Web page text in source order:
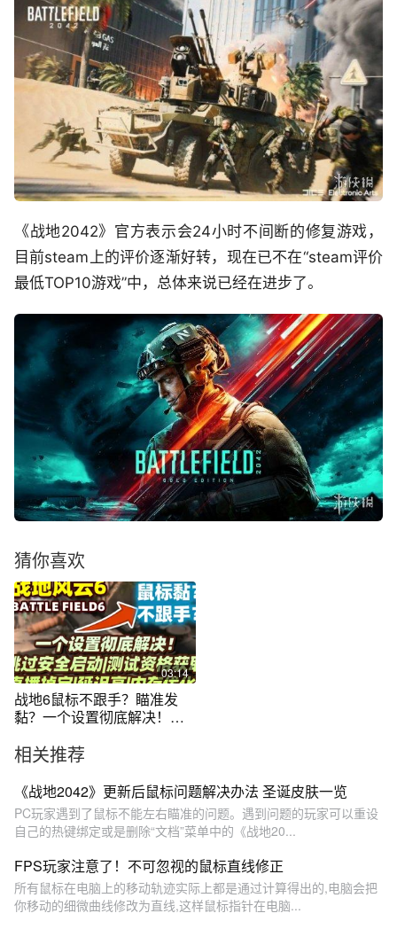
《战地2042》官方表示会24小时不间断的修复游戏，
目前steam上的评价逐渐好转，现在已不在“steam评价
最低TOP10游戏”中，总体来说已经在进步了。
猜你喜欢
03:14
战地6鼠标不跟手？瞄准发
黏？一个设置彻底解决！跳
相关推荐
《战地2042》更新后鼠标问题解决办法 圣诞皮肤一览
PC玩家遇到了鼠标不能左右瞄准的问题。遇到问题的玩家可以重设
自己的热键绑定或是删除“文档”菜单中的《战地20...
FPS玩家注意了！不可忽视的鼠标直线修正
所有鼠标在电脑上的移动轨迹实际上都是通过计算得出的,电脑会把
你移动的细微曲线修改为直线,这样鼠标指针在电脑...